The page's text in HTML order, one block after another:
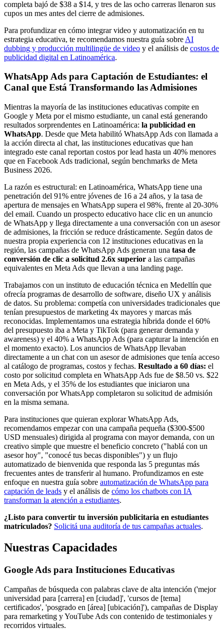
completa bajó de $38 a $14, y tres de las ocho carreras llenaron sus
cupos un mes antes del cierre de admisiones.
Para profundizar en cómo integrar video y automatización en tu
estrategia educativa, te recomendamos nuestra guía sobre AI
dubbing y producción multilingüe de video y el análisis de costos de
publicidad digital en Latinoamérica.
WhatsApp Ads para Captación de Estudiantes: el
Canal que Está Transformando las Admisiones
Mientras la mayoría de las instituciones educativas compite en
Google y Meta por el mismo estudiante, un canal está generando
resultados sorprendentes en Latinoamérica: la publicidad en
WhatsApp. Desde que Meta habilitó WhatsApp Ads con llamada a
la acción directa al chat, las instituciones educativas que han
integrado este canal reportan costos por lead hasta un 40% menores
que en Facebook Ads tradicional, según benchmarks de Meta
Business 2026.
La razón es estructural: en Latinoamérica, WhatsApp tiene una
penetración del 91% entre jóvenes de 16 a 24 años, y la tasa de
apertura de mensajes en WhatsApp supera el 98%, frente al 20-30%
del email. Cuando un prospecto educativo hace clic en un anuncio
de WhatsApp y llega directamente a una conversación con un asesor
de admisiones, la fricción se reduce drásticamente. Según datos de
nuestra propia experiencia con 12 instituciones educativas en la
región, las campañas de WhatsApp Ads generan una tasa de
conversión de clic a solicitud 2.6x superior a las campañas
equivalentes en Meta Ads que llevan a una landing page.
Trabajamos con un instituto de educación técnica en Medellín que
ofrecía programas de desarrollo de software, diseño UX y análisis
de datos. Su problema: competía con universidades tradicionales que
tenían presupuestos de marketing 4x mayores y marcas más
reconocidas. Implementamos una estrategia híbrida donde el 60%
del presupuesto iba a Meta y TikTok (para generar demanda y
awareness) y el 40% a WhatsApp Ads (para capturar la intención en
el momento exacto). Los anuncios de WhatsApp llevaban
directamente a un chat con un asesor de admisiones que tenía acceso
al catálogo de programas, costos y fechas. Resultado a 60 días: el
costo por solicitud completa en WhatsApp Ads fue de $8.50 vs. $22
en Meta Ads, y el 35% de los estudiantes que iniciaron una
conversación por WhatsApp completaron su solicitud de admisión
en la misma semana.
Para instituciones que quieran explorar WhatsApp Ads,
recomendamos empezar con una campaña pequeña ($300-$500
USD mensuales) dirigida al programa con mayor demanda, con un
creativo simple que muestre el beneficio concreto ("hablá con un
asesor hoy", "conocé tus becas disponibles") y un flujo
automatizado de bienvenida que responda las 5 preguntas más
frecuentes antes de transferir al humano. Profundizamos en este
enfoque en nuestra guía sobre automatización de WhatsApp para
captación de leads y el análisis de cómo los chatbots con IA
transforman la atención a estudiantes.
¿Listo para convertir tu inversión publicitaria en estudiantes
matriculados? Solicitá una auditoría de tus campañas actuales.
Nuestras Capacidades
Google Ads para Instituciones Educativas
Campañas de búsqueda con palabras clave de alta intención ('mejor
universidad para [carrera] en [ciudad]', 'cursos de [tema]
certificados', 'posgrado en [área] [ubicación]'), campañas de Display
para remarketing y YouTube Ads con contenido de testimoniales y
recorridos virtuales.